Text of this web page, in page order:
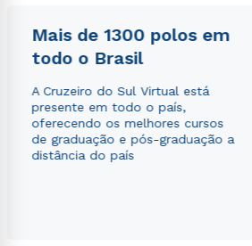
Mais de 1300 polos em
todo o Brasil
A Cruzeiro do Sul Virtual está
presente em todo o país,
oferecendo os melhores cursos
de graduação e pós-graduação a
distância do país